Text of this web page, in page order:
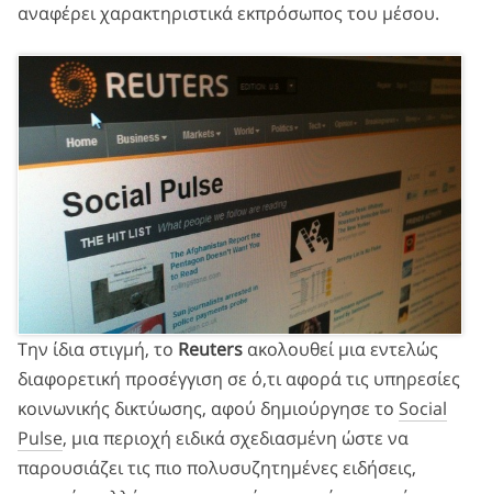
αναφέρει χαρακτηριστικά εκπρόσωπος του μέσου.
Την ίδια στιγμή, το Reuters ακολουθεί μια εντελώς
διαφορετική προσέγγιση σε ό,τι αφορά τις υπηρεσίες
κοινωνικής δικτύωσης, αφού δημιούργησε το Social
Pulse, μια περιοχή ειδικά σχεδιασμένη ώστε να
παρουσιάζει τις πιο πολυσυζητημένες ειδήσεις,